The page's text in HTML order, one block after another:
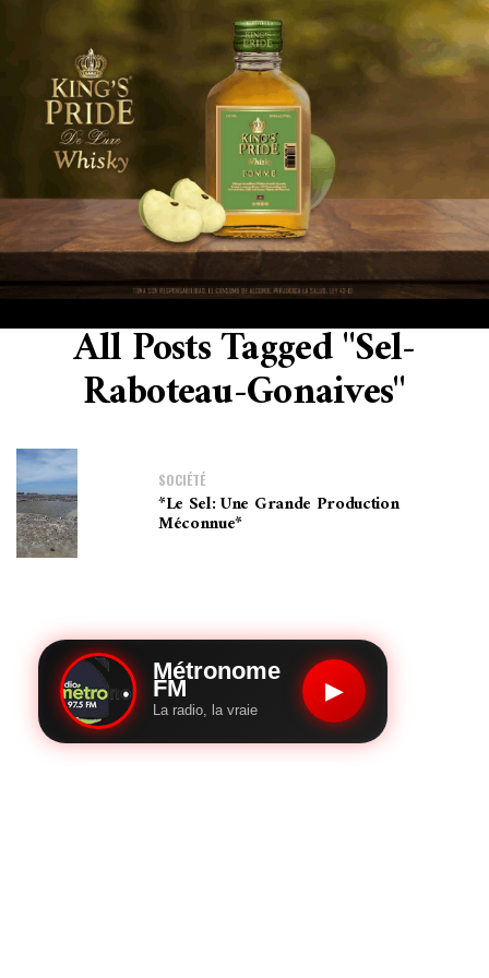
All Posts Tagged "Sel-
Raboteau-Gonaives"
SOCIÉTÉ
*Le Sel: Une Grande Production
Méconnue*
Métronome
FM
La radio, la vraie
▶